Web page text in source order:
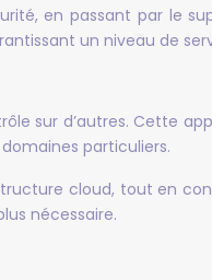
en passant par le
un niveau de
sur d’autres. Cette
particuliers.
cloud, tout en
nécessaire.